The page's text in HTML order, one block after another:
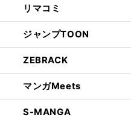
リマコミ
ジャンプTOON
ZEBRACK
マンガMeets
S-MANGA